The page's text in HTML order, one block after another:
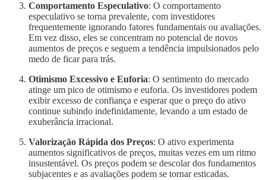
Comportamento Especulativo: O comportamento
especulativo se torna prevalente, com investidores
frequentemente ignorando fatores fundamentais ou avaliações.
Em vez disso, eles se concentram no potencial de novos
aumentos de preços e seguem a tendência impulsionados pelo
medo de ficar para trás.
Otimismo Excessivo e Euforia: O sentimento do mercado
atinge um pico de otimismo e euforia. Os investidores podem
exibir excesso de confiança e esperar que o preço do ativo
continue subindo indefinidamente, levando a um estado de
exuberância irracional.
Valorização Rápida dos Preços: O ativo experimenta
aumentos significativos de preços, muitas vezes em um ritmo
insustentável. Os preços podem se descolar dos fundamentos
subjacentes e as avaliações podem se tornar esticadas.